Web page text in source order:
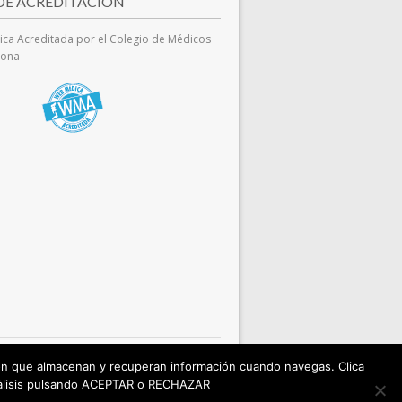
Acreditada por el Colegio de Médicos
o visitant i en cas de dubte s'ha de
almacenan y recuperan información cuando navegas. Clica
pulsando ACEPTAR o RECHAZAR